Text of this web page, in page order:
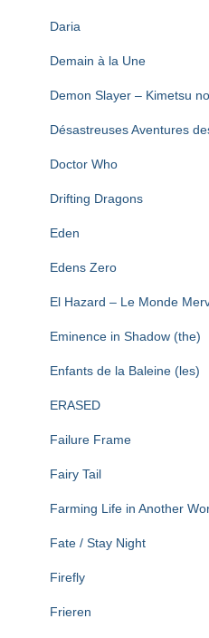
Daria
Demain à la Une
Demon Slayer – Kimetsu
Désastreuses Aventures
Doctor Who
Drifting Dragons
Eden
Edens Zero
El Hazard – Le Monde
Eminence in Shadow (the)
Enfants de la Baleine (les)
ERASED
Failure Frame
Fairy Tail
Farming Life in Another
Fate / Stay Night
Firefly
Frieren